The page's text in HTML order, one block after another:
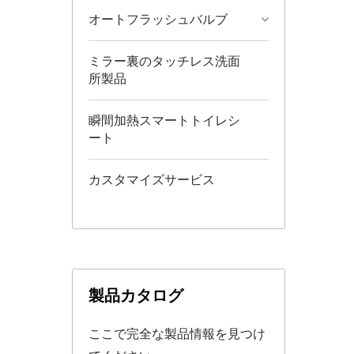
オートフラッシュバルブ
ミラー裏のタッチレス洗面
所製品
瞬間加熱スマートトイレシ
ート
カスタマイズサービス
製品カタログ
ここで完全な製品情報を見つけ